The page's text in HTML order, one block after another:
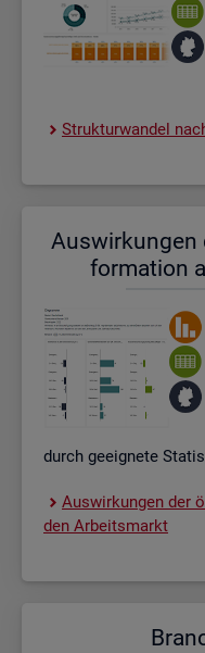
Struk­tur­wan­del
for­ma­ti­on
durch ge­eig­ne­te
Aus­wir­kun­gen der
den Ar­beits­markt